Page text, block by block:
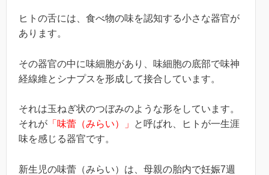
ヒトの舌には、食べ物の味を認知する小さな器官が
あります。
その器官の中に味細胞があり、味細胞の底部で味神
経線維とシナプスを形成して接合しています。
それは玉ねぎ状のつぼみのような形をしています。
それが 「味蕾（みらい）」
と呼ばれ、ヒトが一生涯
味を感じる器官です。
新生児の味蕾（みらい）は、母親の胎内で妊娠7週